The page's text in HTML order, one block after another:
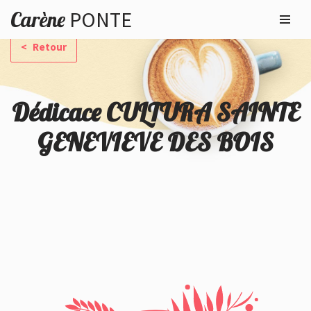
Aller
Carène PONTE
Retour
Dédicace CULTURA SAINTE
GENEVIEVE DES BOIS